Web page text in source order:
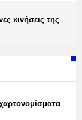
κινήσεις της